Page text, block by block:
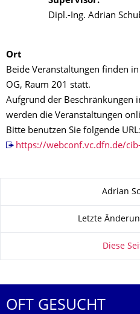
Dipl.-Ing. Adrian
Ort
Beide Veranstaltungen finden
OG, Raum 201 statt.
Aufgrund der Beschränkungen
werden die Veranstaltungen
Bitte benutzen Sie folgende URL:
https://webconf.vc.dfn.de/
Adrian
Letzte
Diese
OFT GESUCHT